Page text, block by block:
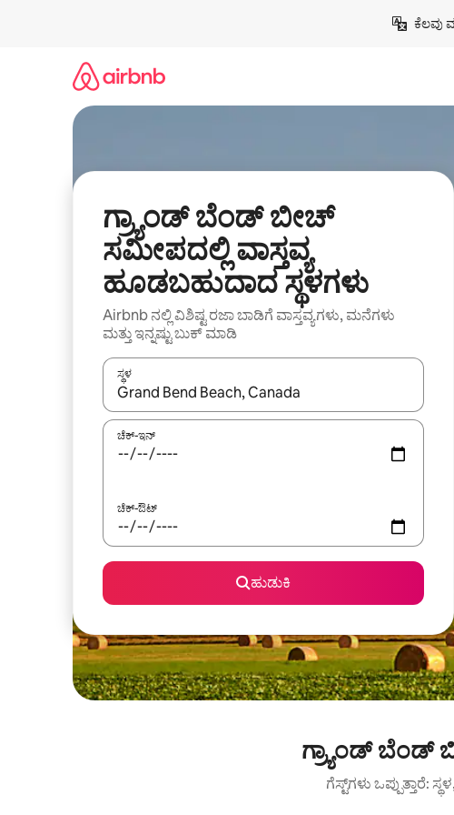
ಕೆಲವು
ಗ್ರ್ಯಾಂಡ್ ಬೆಂಡ್ ಬೀಚ್
ಸಮೀಪದಲ್ಲಿ ವಾಸ್ತವ್ಯ
ಹೂಡಬಹುದಾದ ಸ್ಥಳಗಳು
Airbnb ನಲ್ಲಿ ವಿಶಿಷ್ಟ ರಜಾ ಬಾಡಿಗೆ ವಾಸ್ತವ್ಯಗಳು, ಮನೆಗಳು
ಮತ್ತು ಇನ್ನಷ್ಟು ಬುಕ್ ಮಾಡಿ
ಸ್ಥಳ
ಫಲಿತಾಂಶಗಳು ಲಭ್ಯವಿರುವಾಗ, ಅಪ್ ಮತ್ತು ಡೌನ್ ಬಾಣದ ಕೀಲಿಗಳೊಂದಿಗೆ
ಚೆಕ್-ಇನ್
ಚೆಕ್-ಔಟ್
ಹುಡುಕಿ
ಗ್ರ್ಯಾಂಡ್ ಬೆಂಡ್
ಗೆಸ್ಟ್‌ಗಳು ಒಪ್ಪುತ್ತಾರೆ: